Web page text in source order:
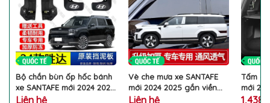
Bộ chắn bùn ốp hốc bánh
xe SANTAFE mới 2024 2025
gắn hốc bánh chắn đất đá
Liên hệ
Vè che mưa xe SANTAFE
mới 2024 2025 gắn viền
trên cửa chắn hắt nước
Liên hệ
Tấm
mới